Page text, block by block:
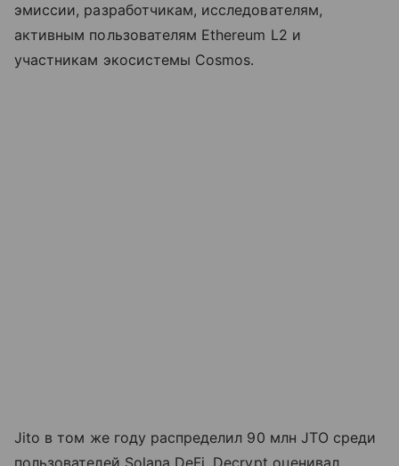
эмиссии, разработчикам, исследователям,
активным пользователям Ethereum L2 и
участникам экосистемы Cosmos.
Jito в том же году распределил 90 млн JTO среди